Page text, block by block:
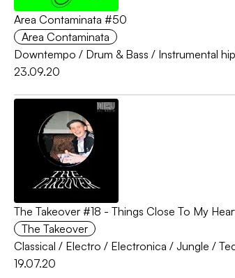
Area Contaminata #50
Area Contaminata
Downtempo / Drum & Bass / Instrumental
23.09.20
The Takeover #18 - Things Close To My
The Takeover
Classical / Electro / Electronica / Jungle /
19.07.20